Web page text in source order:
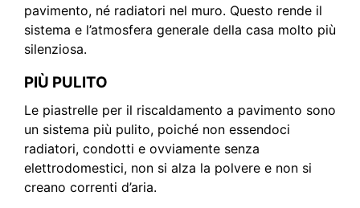
pavimento, né radiatori nel muro. Questo rende il
sistema e l’atmosfera generale della casa molto più
silenziosa.
PIÙ PULITO
Le piastrelle per il riscaldamento a pavimento sono
un sistema più pulito, poiché non essendoci
radiatori, condotti e ovviamente senza
elettrodomestici, non si alza la polvere e non si
creano correnti d’aria.